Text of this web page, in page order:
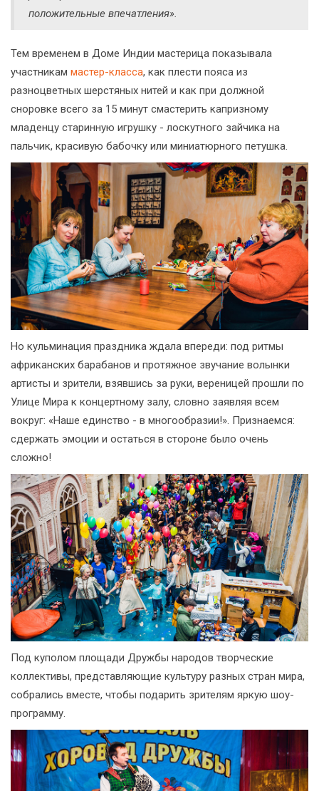
положительные впечатления».
Тем временем в Доме Индии мастерица показывала
участникам мастер-класса, как плести пояса из
разноцветных шерстяных нитей и как при должной
сноровке всего за 15 минут смастерить капризному
младенцу старинную игрушку - лоскутного зайчика на
пальчик, красивую бабочку или миниатюрного петушка.
Но кульминация праздника ждала впереди: под ритмы
африканских барабанов и протяжное звучание волынки
артисты и зрители, взявшись за руки, вереницей прошли по
Улице Мира к концертному залу, словно заявляя всем
вокруг: «Наше единство - в многообразии!». Признаемся:
сдержать эмоции и остаться в стороне было очень
сложно!
Под куполом площади Дружбы народов творческие
коллективы, представляющие культуру разных стран мира,
собрались вместе, чтобы подарить зрителям яркую шоу-
программу.